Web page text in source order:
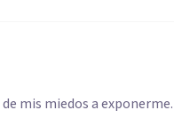
mis miedos a